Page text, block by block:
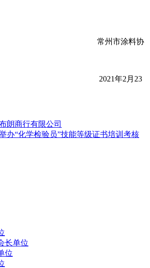
市涂料协
年2月23
朗商行有限公司
办“化学检验员”技能等级证书培训考核
长单位
位